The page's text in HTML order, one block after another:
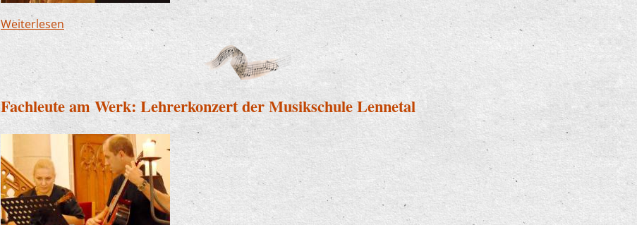
Weiterlesen über Ein Konzert voller Höhepunkte: Musikschullehrer zeigen ihr Können
Fachleute am Werk: Lehrerkonzert der Musikschule Lennetal